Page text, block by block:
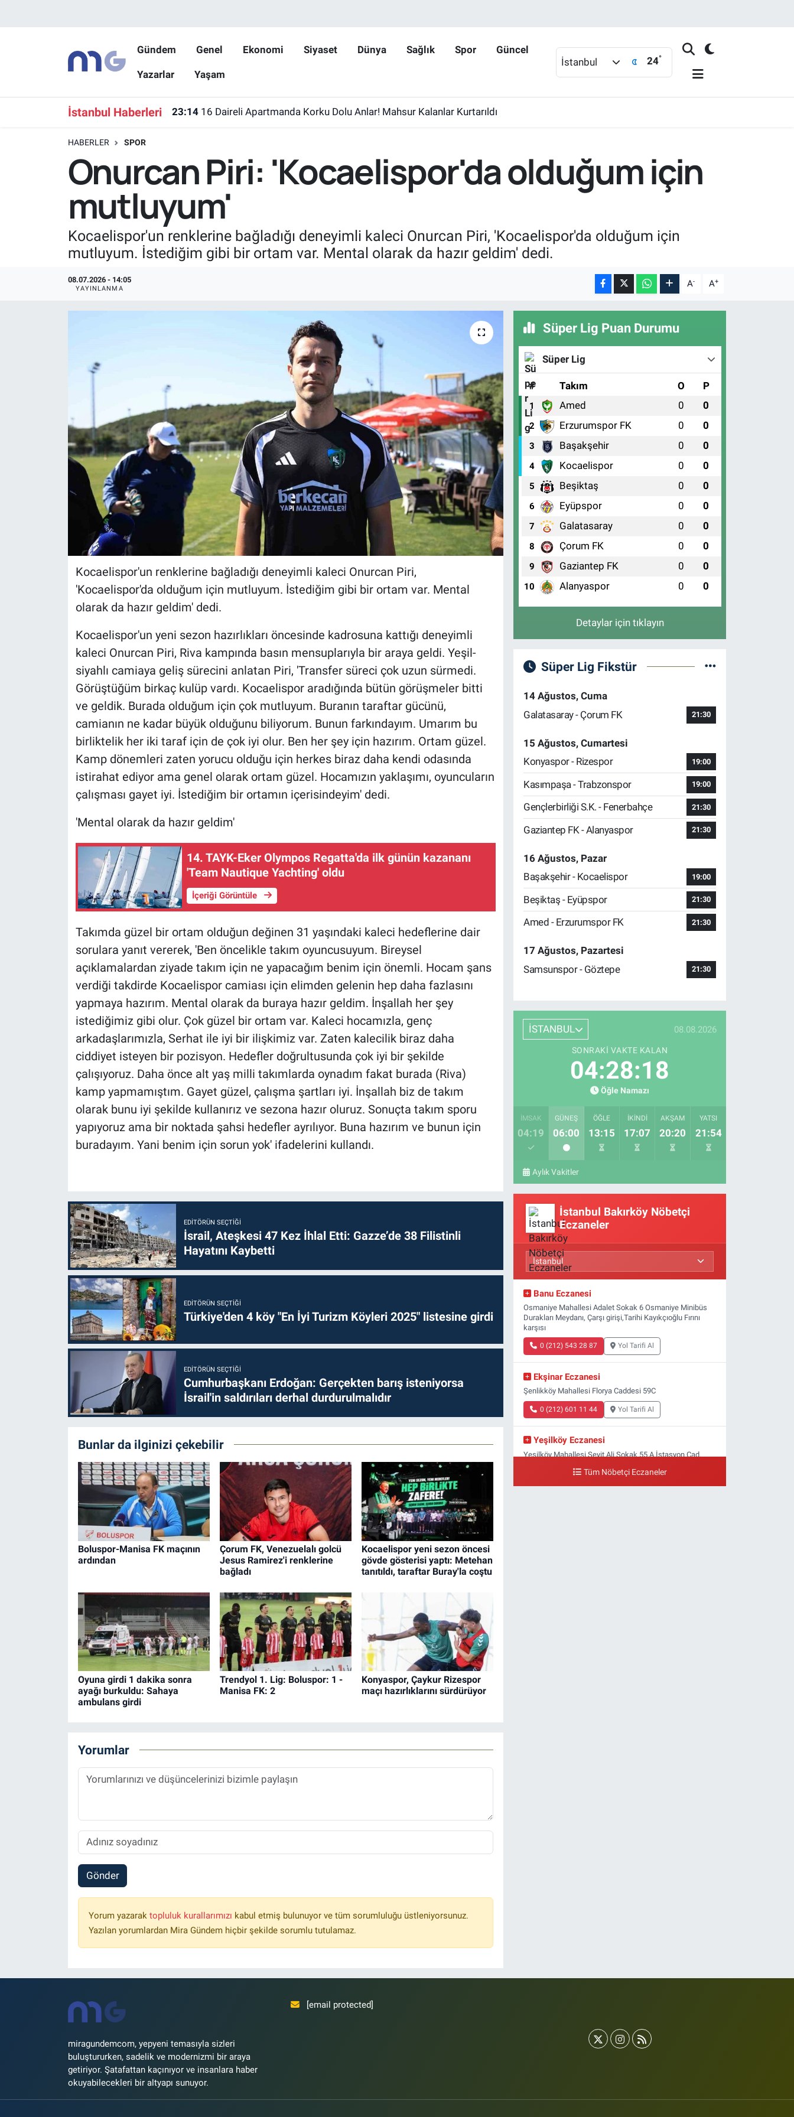
Gündem Genel Ekonomi Siyaset Dünya Sağlık Spor Güncel
Yazarlar Yaşam
İstanbul 24°
İstanbul Haberleri 23:14 16 Daireli Apartmanda Korku Dolu Anlar! Mahsur Kalanlar Kurtarıldı
HABERLER SPOR
Onurcan Piri: 'Kocaelispor'da olduğum için
mutluyum'
Kocaelispor'un renklerine bağladığı deneyimli kaleci Onurcan Piri, 'Kocaelispor'da olduğum için
mutluyum. İstediğim gibi bir ortam var. Mental olarak da hazır geldim' dedi.
08.07.2026 - 14:05
YAYINLANMA A- A+
Kocaelispor'un renklerine bağladığı deneyimli kaleci Onurcan Piri,
'Kocaelispor'da olduğum için mutluyum. İstediğim gibi bir ortam var. Mental
olarak da hazır geldim' dedi.
Kocaelispor'un yeni sezon hazırlıkları öncesinde kadrosuna kattığı deneyimli
kaleci Onurcan Piri, Riva kampında basın mensuplarıyla bir araya geldi. Yeşil-
siyahlı camiaya geliş sürecini anlatan Piri, 'Transfer süreci çok uzun sürmedi.
Görüştüğüm birkaç kulüp vardı. Kocaelispor aradığında bütün görüşmeler bitti
ve geldik. Burada olduğum için çok mutluyum. Buranın taraftar gücünü,
camianın ne kadar büyük olduğunu biliyorum. Bunun farkındayım. Umarım bu
birliktelik her iki taraf için de çok iyi olur. Ben her şey için hazırım. Ortam güzel.
Kamp dönemleri zaten yorucu olduğu için herkes biraz daha kendi odasında
istirahat ediyor ama genel olarak ortam güzel. Hocamızın yaklaşımı, oyuncuların
çalışması gayet iyi. İstediğim bir ortamın içerisindeyim' dedi.
'Mental olarak da hazır geldim'
14. TAYK-Eker Olympos Regatta'da ilk günün kazananı
'Team Nautique Yachting' oldu
İçeriği Görüntüle
Takımda güzel bir ortam olduğun değinen 31 yaşındaki kaleci hedeflerine dair
sorulara yanıt vererek, 'Ben öncelikle takım oyuncusuyum. Bireysel
açıklamalardan ziyade takım için ne yapacağım benim için önemli. Hocam şans
verdiği takdirde Kocaelispor camiası için elimden gelenin hep daha fazlasını
yapmaya hazırım. Mental olarak da buraya hazır geldim. İnşallah her şey
istediğimiz gibi olur. Çok güzel bir ortam var. Kaleci hocamızla, genç
arkadaşlarımızla, Serhat ile iyi bir ilişkimiz var. Zaten kalecilik biraz daha
ciddiyet isteyen bir pozisyon. Hedefler doğrultusunda çok iyi bir şekilde
çalışıyoruz. Daha önce alt yaş milli takımlarda oynadım fakat burada (Riva)
kamp yapmamıştım. Gayet güzel, çalışma şartları iyi. İnşallah biz de takım
olarak bunu iyi şekilde kullanırız ve sezona hazır oluruz. Sonuçta takım sporu
yapıyoruz ama bir noktada şahsi hedefler ayrılıyor. Buna hazırım ve bunun için
buradayım. Yani benim için sorun yok' ifadelerini kullandı.
EDITÖRÜN SEÇTIĞI
İsrail, Ateşkesi 47 Kez İhlal Etti: Gazze’de 38 Filistinli
Hayatını Kaybetti
EDITÖRÜN SEÇTIĞI
Türkiye'den 4 köy "En İyi Turizm Köyleri 2025" listesine girdi
EDITÖRÜN SEÇTIĞI
Cumhurbaşkanı Erdoğan: Gerçekten barış isteniyorsa
İsrail'in saldırıları derhal durdurulmalıdır
Bunlar da ilginizi çekebilir
Boluspor-Manisa FK maçının
ardından
Çorum FK, Venezuelalı golcü
Jesus Ramirez'i renklerine
bağladı
Kocaelispor yeni sezon öncesi
gövde gösterisi yaptı: Metehan
tanıtıldı, taraftar Buray'la coştu
Oyuna girdi 1 dakika sonra
ayağı burkuldu: Sahaya
ambulans girdi
Trendyol 1. Lig: Boluspor: 1 -
Manisa FK: 2
Konyaspor, Çaykur Rizespor
maçı hazırlıklarını sürdürüyor
Yorumlar
Gönder
Yorum yazarak topluluk kurallarımızı kabul etmiş bulunuyor ve tüm sorumluluğu üstleniyorsunuz.
Yazılan yorumlardan Mira Gündem hiçbir şekilde sorumlu tutulamaz.
Süper Lig Puan Durumu
Süper Lig
# Takım O P
1 Amed 0 0
2 Erzurumspor FK 0 0
3 Başakşehir 0 0
4 Kocaelispor 0 0
5 Beşiktaş 0 0
6 Eyüpspor 0 0
7 Galatasaray 0 0
8 Çorum FK 0 0
9 Gaziantep FK 0 0
10 Alanyaspor 0 0
Detaylar için tıklayın
Süper Lig Fikstür
14 Ağustos, Cuma
Galatasaray - Çorum FK
21:30
15 Ağustos, Cumartesi
Konyaspor - Rizespor
19:00
Kasımpaşa - Trabzonspor 19:00
Gençlerbirliği S.K. - Fenerbahçe 21:30
Gaziantep FK - Alanyaspor 21:30
16 Ağustos, Pazar
Başakşehir - Kocaelispor
19:00
Beşiktaş - Eyüpspor 21:30
Amed - Erzurumspor FK 21:30
17 Ağustos, Pazartesi
Samsunspor - Göztepe
21:30
İSTANBUL 08.08.2026
SONRAKI VAKTE KALAN
04:28:17
Öğle Namazı
İMSAK
04:19
GÜNEŞ
06:00
ÖĞLE
13:15
İKINDI
17:07
AKŞAM
20:20
YATSI
21:54
Aylık Vakitler
İstanbul Bakırköy Nöbetçi
Eczaneler
Banu Eczanesi
Osmaniye Mahallesi Adalet Sokak 6 Osmaniye Minibüs
Durakları Meydanı, Çarşı girişi,Tarihi Kayıkçıoğlu Fırını
karşısı
0 (212) 543 28 87 Yol Tarifi Al
Ekşinar Eczanesi
Şenlikköy Mahallesi Florya Caddesi 59C
0 (212) 601 11 44 Yol Tarifi Al
Yeşilköy Eczanesi
Yeşilköy Mahallesi Seyit Ali Sokak 55 A İstasyon Cad.
Tüm Nöbetçi Eczaneler
miragundemcom, yepyeni temasıyla sizleri
buluştururken, sadelik ve modernizmi bir araya
getiriyor. Şatafattan kaçınıyor ve insanlara haber
okuyabilecekleri bir altyapı sunuyor.
[email protected]
Hava Durumu
İstanbul Namaz Vakitleri
Süper Lig Puan Durumu ve Fikstür
Haber Arşivi